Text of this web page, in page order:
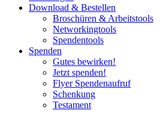
Download & Bestellen
Broschüren & Arbeitstools
Networkingtools
Spendentools
Spenden
Gutes bewirken!
Jetzt spenden!
Flyer Spendenaufruf
Schenkung
Testament